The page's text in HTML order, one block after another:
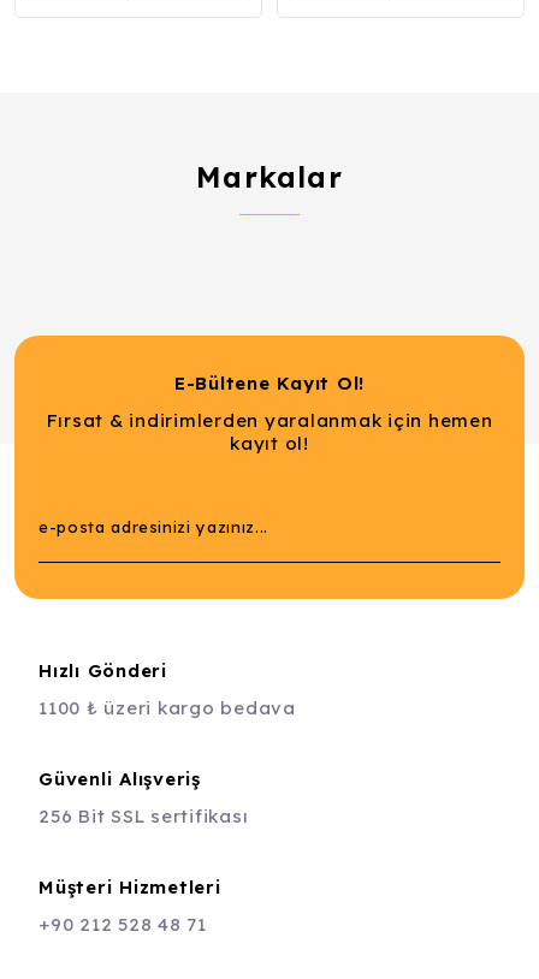
Markalar
E-Bültene Kayıt Ol!
Fırsat & indirimlerden yaralanmak için hemen
kayıt ol!
Hızlı Gönderi
1100 ₺ üzeri kargo bedava
Güvenli Alışveriş
256 Bit SSL sertifikası
Müşteri Hizmetleri
+90 212 528 48 71